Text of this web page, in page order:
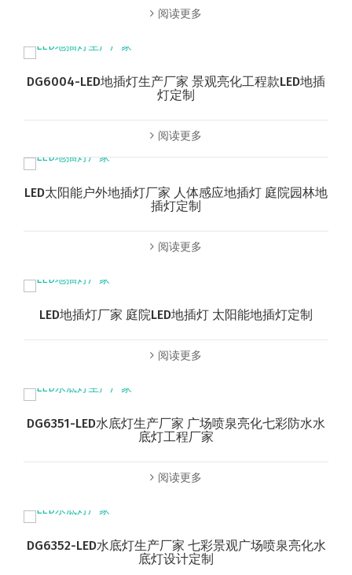
阅读更多
DG6004-LED地插灯生产厂家 景观亮化工程款LED地插
灯定制
阅读更多
LED太阳能户外地插灯厂家 人体感应地插灯 庭院园林地
插灯定制
阅读更多
LED地插灯厂家 庭院LED地插灯 太阳能地插灯定制
阅读更多
DG6351-LED水底灯生产厂家 广场喷泉亮化七彩防水水
底灯工程厂家
阅读更多
DG6352-LED水底灯生产厂家 七彩景观广场喷泉亮化水
底灯设计定制